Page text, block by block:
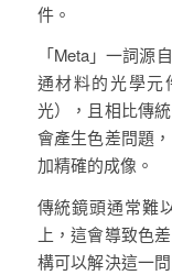
件。
「Meta」一詞源
通材料的光學元
光），且相比傳
會產生色差問題
加精確的成像。
傳統鏡頭通常難
上，這會導致色
構可以解決這一